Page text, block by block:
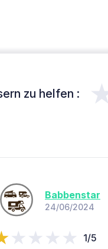
zu helfen :
Babbenstar
24/06/2024
1/5